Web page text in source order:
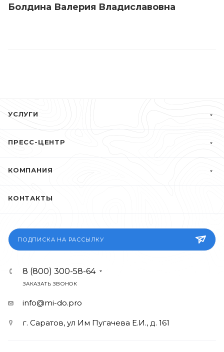
Болдина Валерия Владиславовна
УСЛУГИ
ПРЕСС-ЦЕНТР
КОМПАНИЯ
КОНТАКТЫ
ПОДПИСКА НА РАССЫЛКУ
8 (800) 300-58-64
ЗАКАЗАТЬ ЗВОНОК
info@mi-do.pro
г. Саратов, ул Им Пугачева Е.И., д. 161